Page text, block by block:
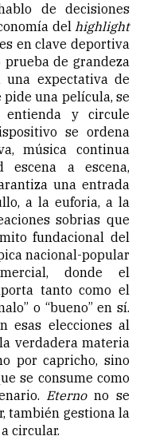
de decisiones
del highlight
en clave deportiva
prueba de grandeza
una expectativa de
una película, se
y circule
se ordena
música continua
escena a escena,
una entrada
a la euforia, a la
sobrias que
fundacional del
nacional-popular
donde el
tanto como el
o “bueno” en sí.
esas elecciones al
verdadera materia
por capricho, sino
se consume como
Eternono se
también gestiona la
circular.